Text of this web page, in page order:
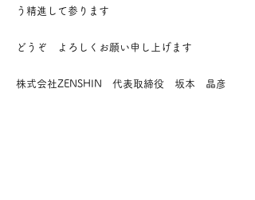
う精進して参ります
どうぞ よろしくお願い申し上げます
株式会社ZENSHIN 代表取締役 坂本 晶彦